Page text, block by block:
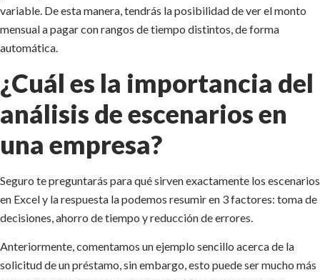
variable. De esta manera, tendrás la posibilidad de ver el monto
mensual a pagar con rangos de tiempo distintos, de forma
automática.
¿Cuál es la importancia del
análisis de escenarios en
una empresa?
Seguro te preguntarás para qué sirven exactamente los escenarios
en Excel y la respuesta la podemos resumir en 3 factores: toma de
decisiones, ahorro de tiempo y reducción de errores.
Anteriormente, comentamos un ejemplo sencillo acerca de la
solicitud de un préstamo, sin embargo, esto puede ser mucho más